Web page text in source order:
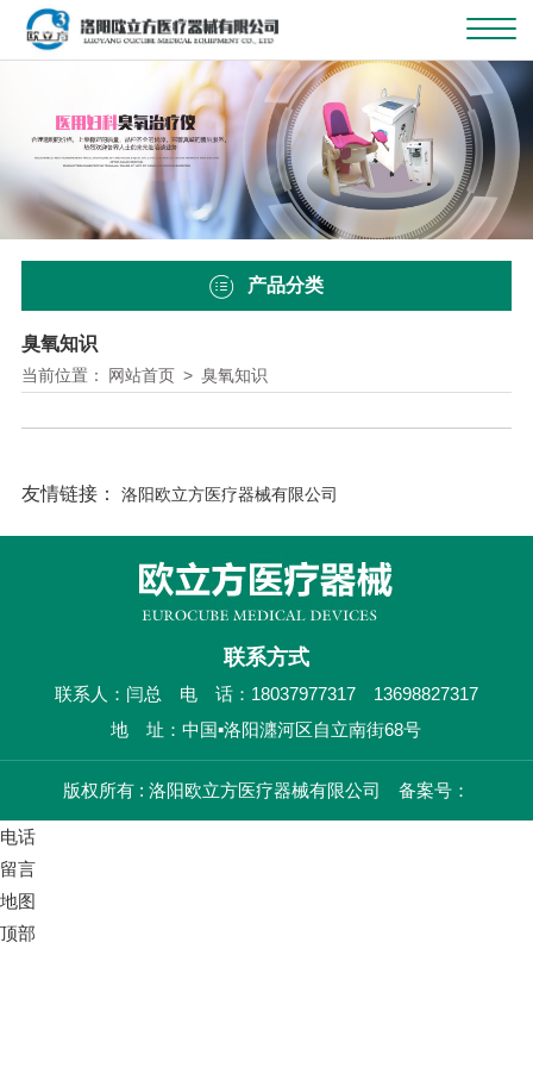
产品分类
臭氧知识
当前位置： 网站首页 > 臭氧知识
友情链接： 洛阳欧立方医疗器械有限公司
联系方式
联系人：闫总 电 话：18037977317 13698827317
地 址：中国▪洛阳瀍河区自立南街68号
版权所有 : 洛阳欧立方医疗器械有限公司 备案号：
电话
留言
地图
顶部